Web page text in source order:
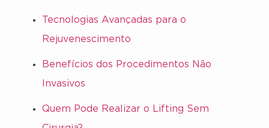
Tecnologias Avançadas para o
Rejuvenescimento
Benefícios dos Procedimentos Não
Invasivos
Quem Pode Realizar o Lifting Sem